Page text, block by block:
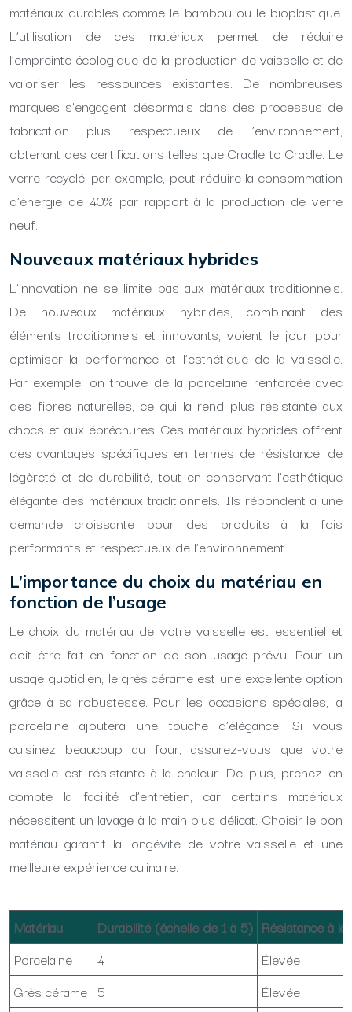
matériaux durables comme le bambou ou le bioplastique.
L’utilisation de ces matériaux permet de réduire
l’empreinte écologique de la production de vaisselle et de
valoriser les ressources existantes. De nombreuses
marques s’engagent désormais dans des processus de
fabrication plus respectueux de l’environnement,
obtenant des certifications telles que Cradle to Cradle. Le
verre recyclé, par exemple, peut réduire la consommation
d’énergie de 40% par rapport à la production de verre
neuf.
Nouveaux matériaux hybrides
L’innovation ne se limite pas aux matériaux traditionnels.
De nouveaux matériaux hybrides, combinant des
éléments traditionnels et innovants, voient le jour pour
optimiser la performance et l’esthétique de la vaisselle.
Par exemple, on trouve de la porcelaine renforcée avec
des fibres naturelles, ce qui la rend plus résistante aux
chocs et aux ébréchures. Ces matériaux hybrides offrent
des avantages spécifiques en termes de résistance, de
légèreté et de durabilité, tout en conservant l’esthétique
élégante des matériaux traditionnels. Ils répondent à une
demande croissante pour des produits à la fois
performants et respectueux de l’environnement.
L’importance du choix du matériau en
fonction de l’usage
Le choix du matériau de votre vaisselle est essentiel et
doit être fait en fonction de son usage prévu. Pour un
usage quotidien, le grès cérame est une excellente option
grâce à sa robustesse. Pour les occasions spéciales, la
porcelaine ajoutera une touche d’élégance. Si vous
cuisinez beaucoup au four, assurez-vous que votre
vaisselle est résistante à la chaleur. De plus, prenez en
compte la facilité d’entretien, car certains matériaux
nécessitent un lavage à la main plus délicat. Choisir le bon
matériau garantit la longévité de votre vaisselle et une
meilleure expérience culinaire.
Matériau Durabilité (échelle de 1 à 5) Résistance à la
Porcelaine
4
Élevée
Grès cérame 5
Élevée